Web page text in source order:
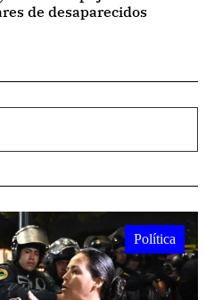
de desaparecidos
Política